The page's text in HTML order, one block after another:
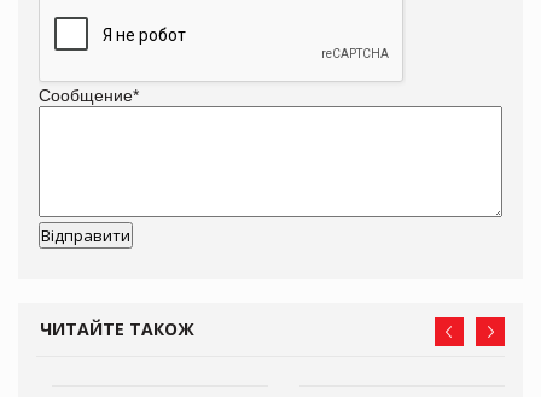
Сообщение*
ЧИТАЙТЕ ТАКОЖ